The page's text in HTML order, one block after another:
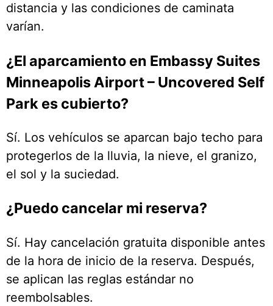
distancia y las condiciones de caminata
varían.
¿El aparcamiento en Embassy Suites
Minneapolis Airport – Uncovered Self
Park es cubierto?
Sí. Los vehículos se aparcan bajo techo para
protegerlos de la lluvia, la nieve, el granizo,
el sol y la suciedad.
¿Puedo cancelar mi reserva?
Sí. Hay cancelación gratuita disponible antes
de la hora de inicio de la reserva. Después,
se aplican las reglas estándar no
reembolsables.